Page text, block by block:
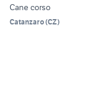
Cane corso
Catanzaro(CZ)